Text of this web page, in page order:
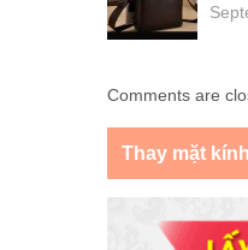
Comments are
Thay mặt